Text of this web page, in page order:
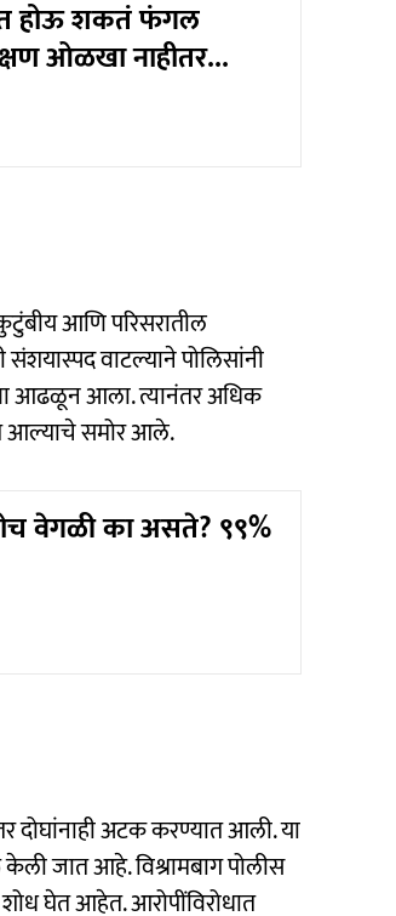
होऊ शकतं फंगल
ओळखा नाहीतर...
आणि परिसरातील
संशयास्पद वाटल्याने पोलिसांनी
आढळून आला. त्यानंतर अधिक
आल्याचे समोर आले.
वेगळी का असते? ९९%
दोघांनाही अटक करण्यात आली. या
जात आहे. विश्रामबाग पोलीस
घेत आहेत. आरोपींविरोधात